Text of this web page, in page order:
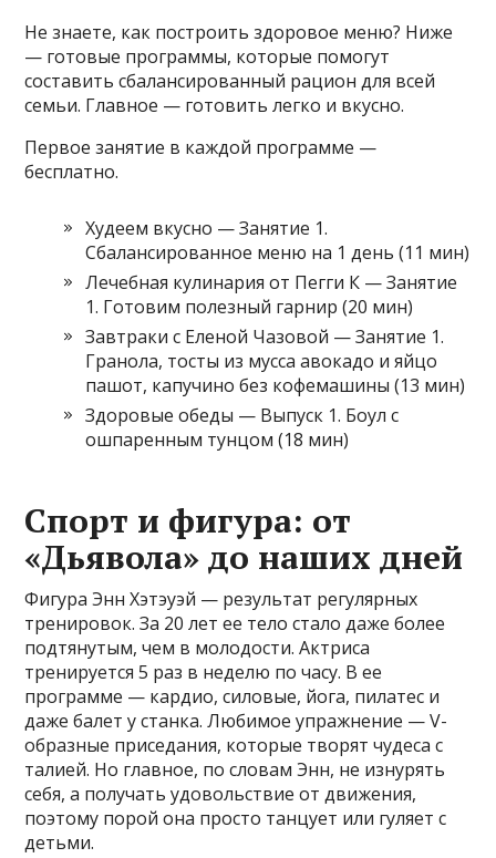
Не знаете, как построить здоровое меню? Ниже
— готовые программы, которые помогут
составить сбалансированный рацион для всей
семьи. Главное — готовить легко и вкусно.
Первое занятие в каждой программе —
бесплатно.
Худеем вкусно — Занятие 1.
Сбалансированное меню на 1 день (11 мин)
Лечебная кулинария от Пегги К — Занятие
1. Готовим полезный гарнир (20 мин)
Завтраки с Еленой Чазовой — Занятие 1.
Гранола, тосты из мусса авокадо и яйцо
пашот, капучино без кофемашины (13 мин)
Здоровые обеды — Выпуск 1. Боул с
ошпаренным тунцом (18 мин)
Спорт и фигура: от
«Дьявола» до наших дней
Фигура Энн Хэтэуэй — результат регулярных
тренировок. За 20 лет ее тело стало даже более
подтянутым, чем в молодости. Актриса
тренируется 5 раз в неделю по часу. В ее
программе — кардио, силовые, йога, пилатес и
даже балет у станка. Любимое упражнение — V-
образные приседания, которые творят чудеса с
талией. Но главное, по словам Энн, не изнурять
себя, а получать удовольствие от движения,
поэтому порой она просто танцует или гуляет с
детьми.